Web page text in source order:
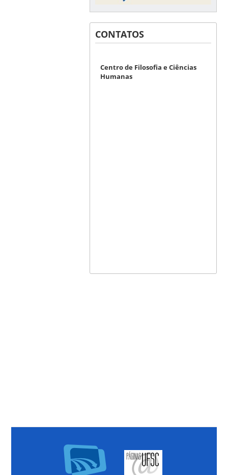
CONTATOS
Centro de Filosofia e Ciências
Humanas